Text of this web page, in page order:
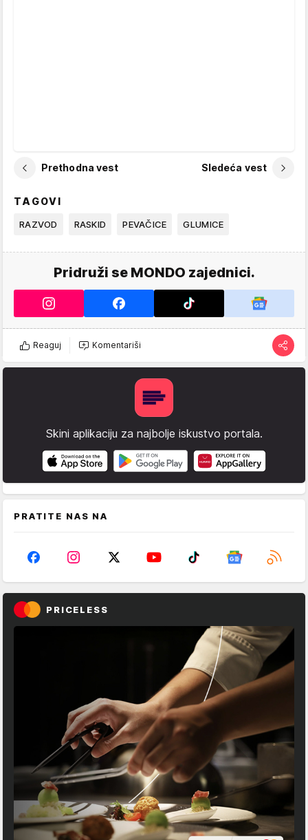
Prethodna vest Sledeća vest
TAGOVI
RAZVOD RASKID PEVAČICE GLUMICE
Pridruži se MONDO zajednici.
Reaguj Komentariši
Skini aplikaciju za najbolje iskustvo portala.
PRATITE NAS NA
PRICELESS